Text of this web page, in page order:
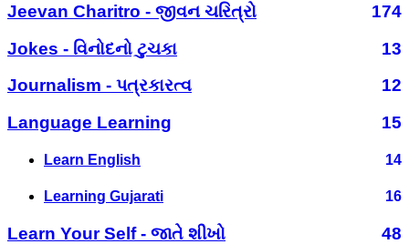
Jeevan Charitro - જીવન ચરિત્રો
174
Jokes - વિનોદનો ટુચકા
13
Journalism - પત્રકારત્વ
12
Language Learning
15
Learn English 14
Learning Gujarati 16
Learn Your Self - જાતે શીખો
48